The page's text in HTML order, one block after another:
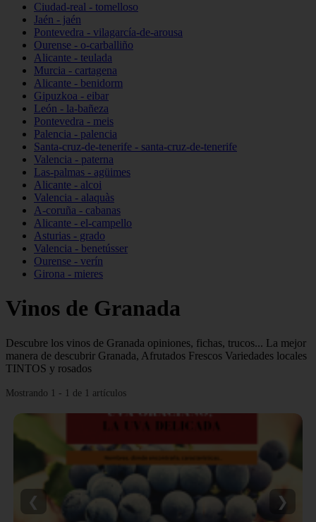
Ciudad-real - tomelloso
Jaén - jaén
Pontevedra - vilagarcía-de-arousa
Ourense - o-carballiño
Alicante - teulada
Murcia - cartagena
Alicante - benidorm
Gipuzkoa - eibar
León - la-bañeza
Pontevedra - meis
Palencia - palencia
Santa-cruz-de-tenerife - santa-cruz-de-tenerife
Valencia - paterna
Las-palmas - agüimes
Alicante - alcoi
Valencia - alaquàs
A-coruña - cabanas
Alicante - el-campello
Asturias - grado
Valencia - benetússer
Ourense - verín
Girona - mieres
Vinos de Granada
Descubre los vinos de Granada opiniones, fichas, trucos... La mejor
manera de descubrir Granada, Afrutados Frescos Variedades locales
TINTOS y rosados
Mostrando 1 - 1 de 1 artículos
❮ ❯